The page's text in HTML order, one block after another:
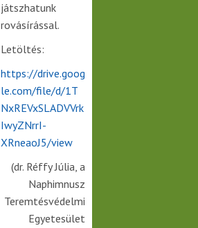
játszhatunk
rovásírással.
Letöltés:
https://drive.goog
le.com/file/d/1T
NxREVxSLADVVrk
IwyZNrrI-
XRneaoJ5/view
(dr. Réffy Júlia, a
Naphimnusz
Teremtésvédelmi
Egyetesület